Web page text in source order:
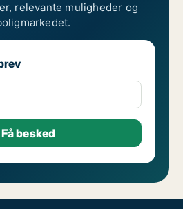
relevante muligheder og